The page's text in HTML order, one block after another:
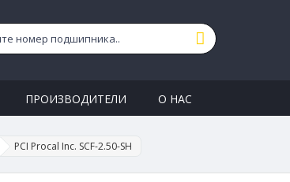
ПРОИЗВОДИТЕЛИ О НАС
PCI Procal Inc. SCF-2.50-SH